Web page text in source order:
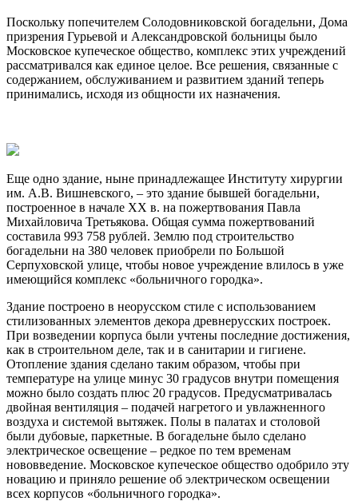
Поскольку попечителем Солодовниковской богадельни, Дома
призрения Гурьевой и Александровской больницы было
Московское купеческое общество, комплекс этих учреждений
рассматривался как единое целое. Все решения, связанные с
содержанием, обслуживанием и развитием зданий теперь
принимались, исходя из общности их назначения.
Еще одно здание, ныне принадлежащее Институту хирургии
им. А.В. Вишневского, – это здание бывшей богадельни,
построенное в начале ХХ в. на пожертвования Павла
Михайловича Третьякова. Общая сумма пожертвований
составила 993 758 рублей. Землю под строительство
богадельни на 380 человек приобрели по Большой
Серпуховской улице, чтобы новое учреждение влилось в уже
имеющийся комплекс «больничного городка».
Здание построено в неорусском стиле с использованием
стилизованных элементов декора древнерусских построек.
При возведении корпуса были учтены последние достижения,
как в строительном деле, так и в санитарии и гигиене.
Отопление здания сделано таким образом, чтобы при
температуре на улице минус 30 градусов внутри помещения
можно было создать плюс 20 градусов. Предусматривалась
двойная вентиляция – подачей нагретого и увлажненного
воздуха и системой вытяжек. Полы в палатах и столовой
были дубовые, паркетные. В богадельне было сделано
электрическое освещение – редкое по тем временам
нововведение. Московское купеческое общество одобрило эту
новацию и приняло решение об электрическом освещении
всех корпусов «больничного городка».